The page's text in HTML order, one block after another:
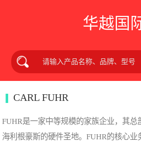
华越国
CARL FUHR
FUHR是一家中等规模的家族企业，其总
海利根豪斯的硬件圣地。FUHR的核心业